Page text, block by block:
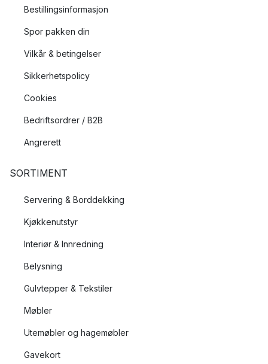
Bestillingsinformasjon
Spor pakken din
Vilkår & betingelser
Sikkerhetspolicy
Cookies
Bedriftsordrer / B2B
Angrerett
SORTIMENT
Servering & Borddekking
Kjøkkenutstyr
Interiør & Innredning
Belysning
Gulvtepper & Tekstiler
Møbler
Utemøbler og hagemøbler
Gavekort